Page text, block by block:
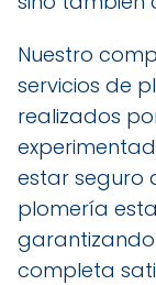
Nuestro
servicios de
realizados
estar seguro
plomería
completa